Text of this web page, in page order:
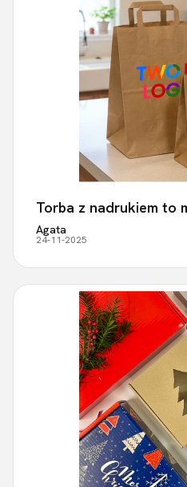
Torba z nadrukiem to
Agata
24-11-2025